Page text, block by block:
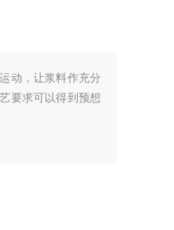
动，让浆料作充分
要求可以得到预想